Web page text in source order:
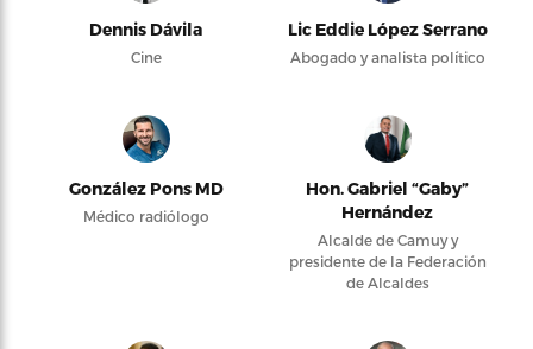
Dennis Dávila
Cine
Lic Eddie López Serrano
Abogado y analista político
González Pons MD
Médico radiólogo
Hon. Gabriel “Gaby”
Hernández
Alcalde de Camuy y
presidente de la Federación
de Alcaldes